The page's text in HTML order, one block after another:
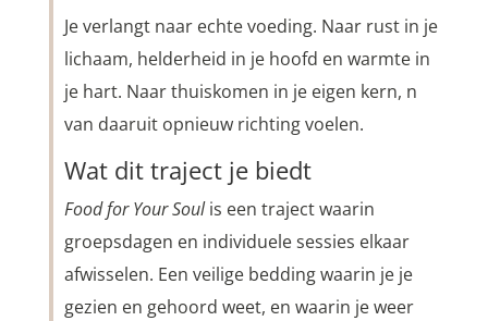
Je verlangt naar echte voeding. Naar rust in je
lichaam, helderheid in je hoofd en warmte in
je hart. Naar thuiskomen in je eigen kern, n
van daaruit opnieuw richting voelen.
Wat dit traject je biedt
Food for Your Soulis een traject waarin
groepsdagen en individuele sessies elkaar
afwisselen. Een veilige bedding waarin je je
gezien en gehoord weet, en waarin je weer